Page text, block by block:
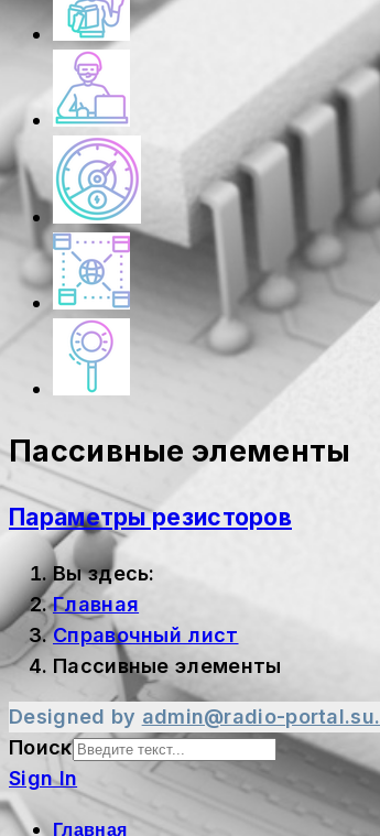
Пассивные элементы
Параметры резисторов
Вы здесь:
Главная
Справочный лист
Пассивные элементы
Designed by admin@radio-portal.su.
Поиск
Sign In
Главная